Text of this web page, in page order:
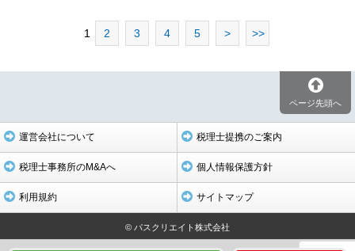
1 2 3 4 5 > >>
ページ先頭へ
運営会社について 税理士提携のご案内
税理士事務所のM&Aへ 個人情報保護方針
利用規約 サイトマップ
© パスクリエイト株式会社